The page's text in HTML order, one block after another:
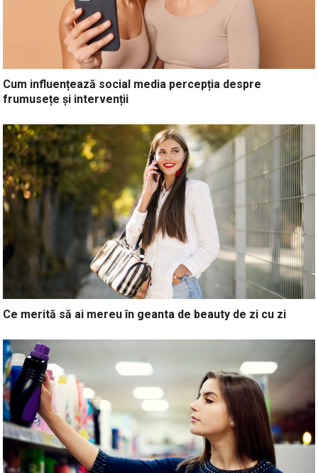
Cum influențează social media percepția despre
frumusețe și intervenții
Ce merită să ai mereu în geanta de beauty de zi cu zi